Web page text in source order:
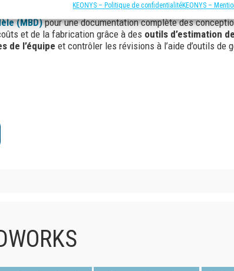
KEONYS – Politique de confidentialitéKEONYS –
précise toutes vos conceptions grâce aux modèles
(MBD)pour une documentation complète des
et de la fabrication grâce à des outils d’estimation
de l’équipe et contrôler les révisions à l’aide d’outils de